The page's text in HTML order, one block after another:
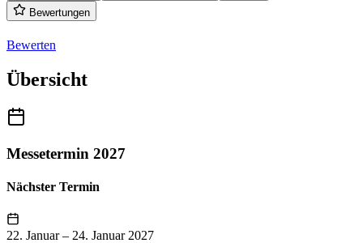
Bewertungen
Bewerten
Übersicht
Messetermin 2027
Nächster Termin
22. Januar – 24. Januar 2027